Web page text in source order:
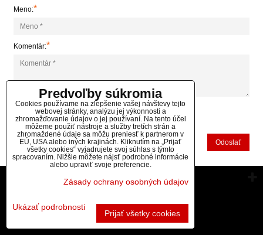
Meno:*
Komentár:*
*(Povinné)
Odoslať
Vytvorené pomocou: BiznisWeb.sk
Predvoľby súkromia
Cookies používame na zlepšenie vašej návštevy tejto
webovej stránky, analýzu jej výkonnosti a
zhromažďovanie údajov o jej používaní. Na tento účel
môžeme použiť nástroje a služby tretích strán a
zhromaždené údaje sa môžu preniesť k partnerom v
EÚ, USA alebo iných krajinách. Kliknutím na „Prijať
všetky cookies“ vyjadrujete svoj súhlas s týmto
spracovaním. Nižšie môžete nájsť podrobné informácie
alebo upraviť svoje preferencie.
Zásady ochrany osobných údajov
Ukázať podrobnosti
Prijať všetky cookies